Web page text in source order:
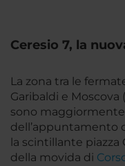
Ceresio 7, la
La zona tra le
Garibaldi e Moscova
sono
dell’appuntamento
la scintillante piazza
della movida di